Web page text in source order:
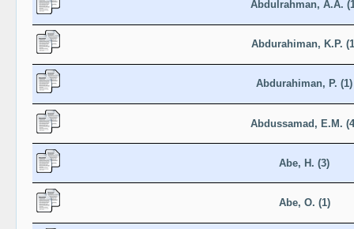
Abdulrahman, A.A.
Abdurahiman, K.P.
Abdurahiman, P. (1)
Abdussamad, E.M.
Abe, H. (3)
Abe, O. (1)